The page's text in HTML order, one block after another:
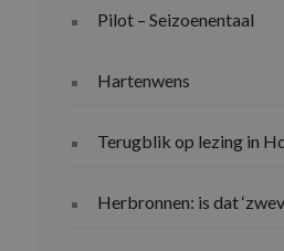
Pilot – Seizoenentaal
Hartenwens
Terugblik op lezing in
Herbronnen: is dat